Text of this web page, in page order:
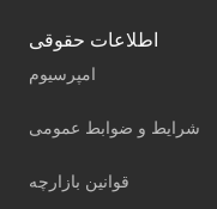
اطلاعات حقوقی
امپرسیوم
شرایط و ضوابط عمومی
قوانین بازارچه